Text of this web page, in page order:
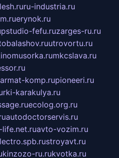
ru-industria.ru
erynok.ru
fefu.ruzarges-ru.ru
utrovortu.ru
mkcslava.ru
komp.rupioneeri.ru
karakulya.ru
ecolog.org.ru
autodoctorservis.ru
life.net.ruavto-vozim.ru
stroyavt.ru
kinzozo-ru.rukvotka.ru